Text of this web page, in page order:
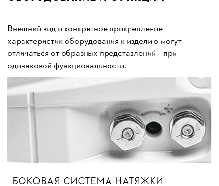
Внешний вид и конкретное прикрепление
характеристик оборудования к изделию могут
отличаться от образных представлений – при
одинаковой функциональности.
БОКОВАЯ СИСТЕМА НАТЯЖКИ